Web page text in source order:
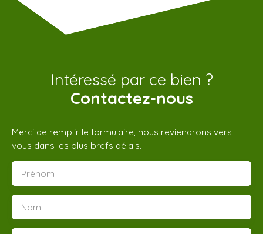
Intéressé par ce bien ?
Contactez-nous
Merci de remplir le formulaire, nous reviendrons vers
vous dans les plus brefs délais.
Prénom
Nom